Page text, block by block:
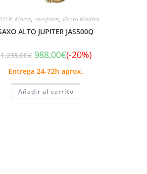
,Marca,saxofones, Viento Madera
ALTO JUPITER JAS500Q
1.235,00€ 988,00€(-20%)
Entrega 24-72h aprox.
Añadir al carrito